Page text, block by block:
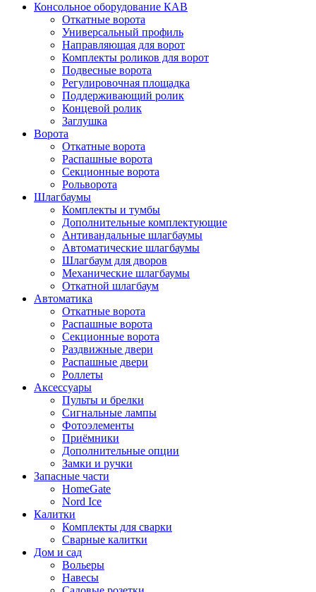
Консольное оборудование КАВ
Откатные ворота
Универсальный профиль
Направляющая для ворот
Комплекты роликов для ворот
Подвесные ворота
Регулировочная площадка
Поддерживающий ролик
Концевой ролик
Заглушка
Ворота
Откатные ворота
Распашные ворота
Секционные ворота
Рольворота
Шлагбаумы
Комплекты и тумбы
Дополнительные комплектующие
Антивандальные шлагбаумы
Автоматические шлагбаумы
Шлагбаум для дворов
Механические шлагбаумы
Откатной шлагбаум
Автоматика
Откатные ворота
Распашные ворота
Секционные ворота
Раздвижные двери
Распашные двери
Роллеты
Аксессуары
Пульты и брелки
Сигнальные лампы
Фотоэлементы
Приёмники
Дополнительные опции
Замки и ручки
Запасные части
HomeGate
Nord Ice
Калитки
Комплекты для сварки
Сварные калитки
Дом и сад
Вольеры
Навесы